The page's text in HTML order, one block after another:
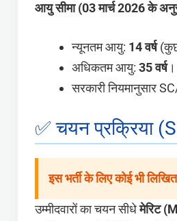
आयु सीमा (03 मार्च 2026 के
न्यूनतम आयु: 14 वर्ष(कुछ
अधिकतम आयु: 35 वर्ष।
सरकारी नियमानुसार
✅ चयन प्रक्रिया
इस भर्ती के लिए कोई भी
उम्मीदवारों का चयन सीधेमेरिट